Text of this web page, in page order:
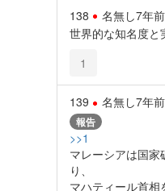
138 名無し7年前
世界的な知名度と
1
139 名無し7年前
報告
>>1
マレーシアは国家
り、
マハティール首相